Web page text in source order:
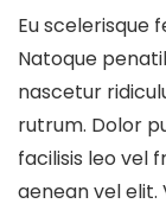
Eu scelerisque
Natoque
nascetur
rutrum. Dolor
facilisis leo vel
aenean vel